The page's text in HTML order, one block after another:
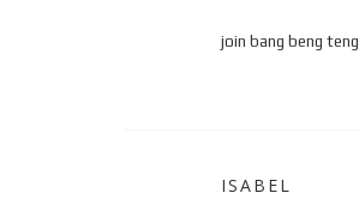
join bang beng teng
ISABEL